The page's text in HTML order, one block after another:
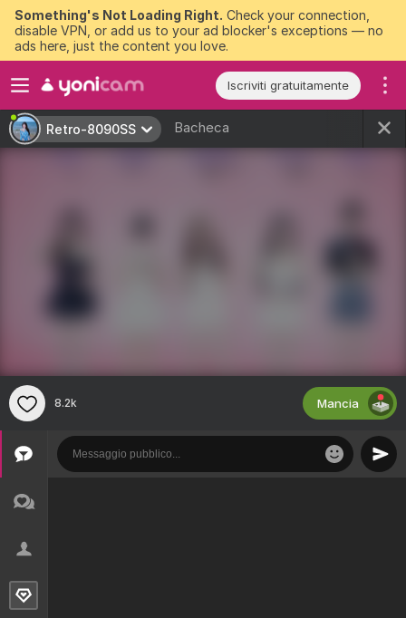
Something's Not Loading Right. Check your connection,
disable VPN, or add us to your ad blocker's exceptions — no
ads here, just the content you love.
Iscriviti gratuitamente
Retro-8090SS Bacheca
8.2k Mancia